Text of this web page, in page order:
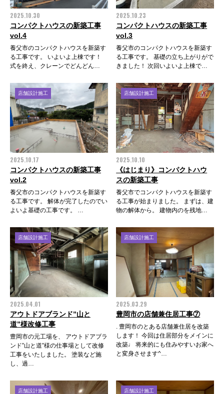
2025.10.30
コンパクトハウスの新築工事
vol.4
養父市のコンパクトハウスを新築す
る工事です。 いよいよ上棟です！
式を終え、クレーンでどんどん…
2025.10.23
コンパクトハウスの新築工事
vol.3
養父市のコンパクトハウスを新築す
る工事です。 基礎の立ち上がりがで
きました！ 次回いよいよ上棟で…
店舗設計施工
2025.10.17
コンパクトハウスの新築工事
vol.2
養父市のコンパクトハウスを新築す
る工事です。 解体が完了したのでい
よいよ基礎の工事です。 …
店舗設計施工
2025.10.10
《はじまり》コンパクトハウ
スの新築工事
養父市でコンパクトハウスを新築す
る工事が始まりました。 まずは、建
物の解体から。 建物内のを残地…
店舗設計施工
2025.04.01
アウトドアブランド”山と
道”様改修工事
豊岡市の元工場を、 アウトドアブラ
ンド”山と道”様の仕事場として改修
工事をいたしました。 塗装など施
し、過…
店舗設計施工
2025.03.29
豊岡市の店舗兼住居工事⑦
. 豊岡市のとある店舗兼住居を改築
します！ 今回は住居部分をメインに
改築♩ 将来的にも住みやすいお家へ
と変身させます^…
店舗設計施工 店舗設計施工